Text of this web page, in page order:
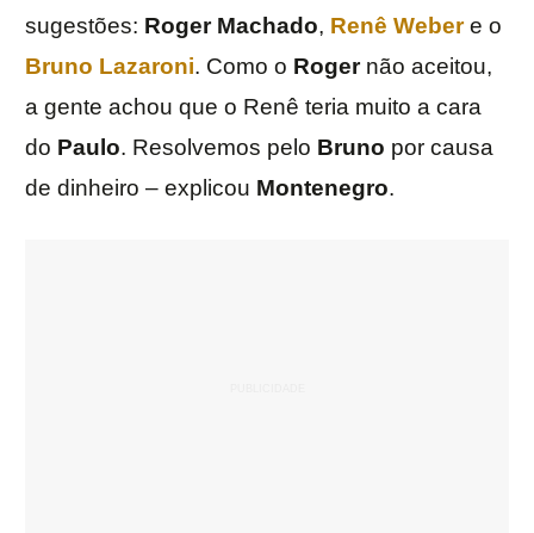
sugestões: Roger Machado, Renê Webere o
Bruno Lazaroni. Como o Rogernão aceitou,
a gente achou que o Renê teria muito a cara
do Paulo. Resolvemos pelo Bruno por causa
de dinheiro – explicou Montenegro.